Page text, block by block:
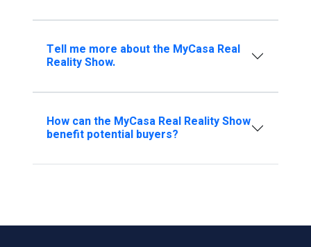
Tell me more about the MyCasa Real
Reality Show.
How can the MyCasa Real Reality Show
benefit potential buyers?